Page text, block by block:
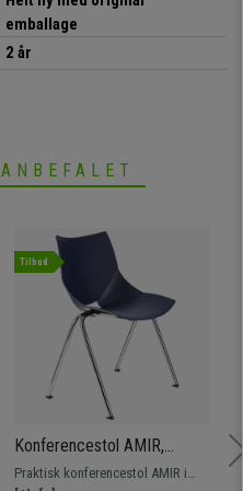
emballage
2 år
ANBEFALET
Tilbud
Konferencestol AMIR,
Komfortabel og praktisk,
Praktisk konferencestol AMIR i